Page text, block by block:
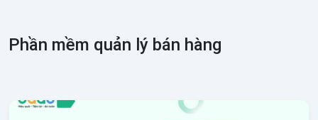
Phần mềm quản lý bán hàng